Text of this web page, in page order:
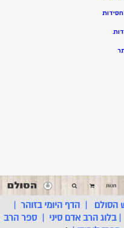
הסולם |הדף היומי בזוהר |
|בלוג הרב אדם סיני |ספר הרב